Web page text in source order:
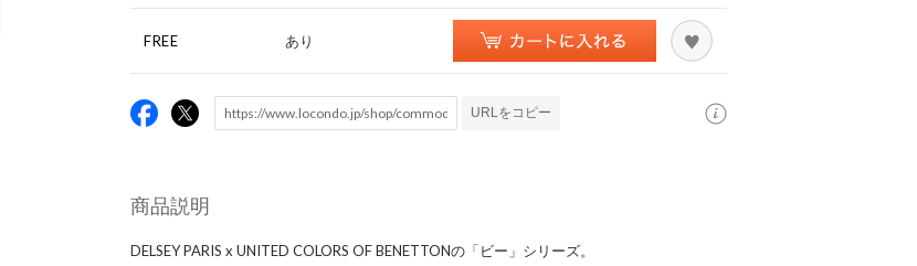
FREE あり
URLをコピー
商品説明
DELSEY PARIS x UNITED COLORS OF BENETTONの「ビー」シリーズ。